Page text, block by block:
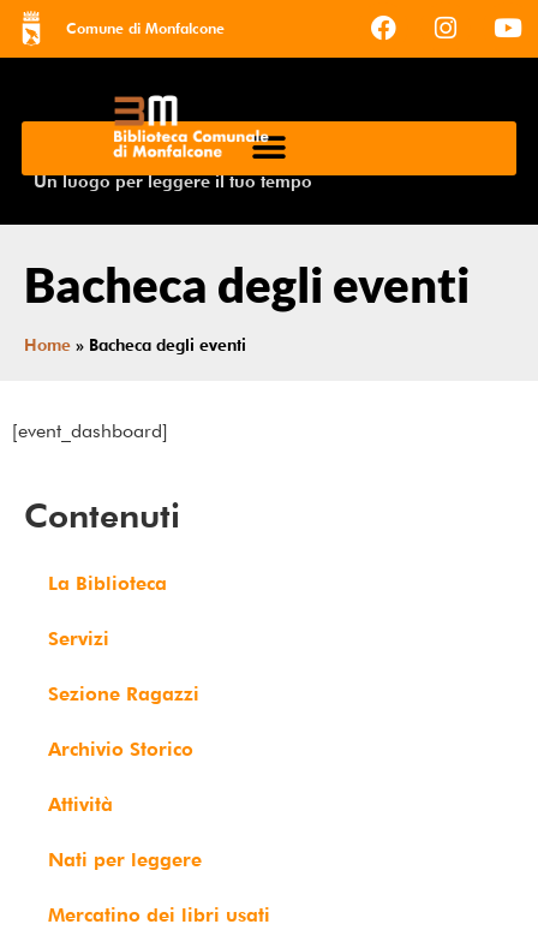
Comune di Monfalcone
Un luogo per leggere il tuo tempo
Bacheca degli eventi
Home » Bacheca degli eventi
[event_dashboard]
Contenuti
La Biblioteca
Servizi
Sezione Ragazzi
Archivio Storico
Attività
Nati per leggere
Mercatino dei libri usati